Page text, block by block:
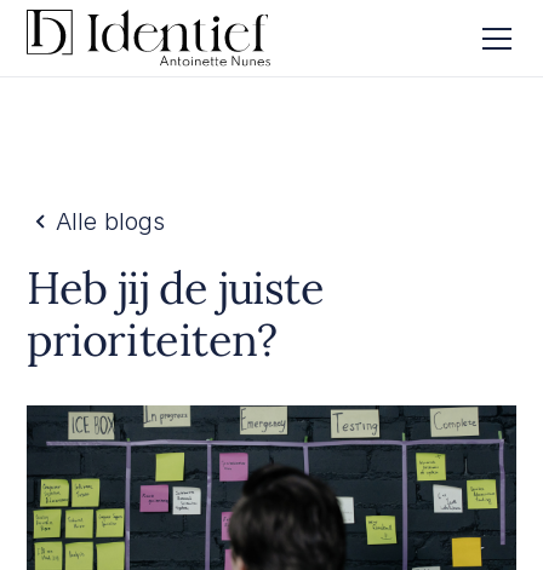
Alle blogs
Heb jij de juiste
prioriteiten?